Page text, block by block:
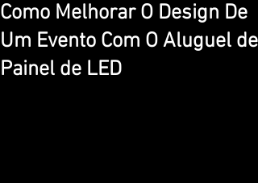
Como Melhorar O Design De
Um Evento Com O Aluguel de
Painel de LED